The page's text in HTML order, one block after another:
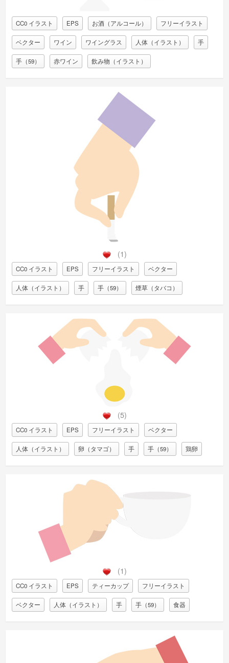
CC0 イラスト EPS お酒（アルコール） フリーイラスト
ベクター ワイン ワイングラス 人体（イラスト） 手
手（59） 赤ワイン 飲み物（イラスト）
(1)
CC0 イラスト EPS フリーイラスト ベクター
人体（イラスト） 手 手（59） 煙草（タバコ）
(5)
CC0 イラスト EPS フリーイラスト ベクター
人体（イラスト） 卵（タマゴ） 手 手（59） 鶏卵
(1)
CC0 イラスト EPS ティーカップ フリーイラスト
ベクター 人体（イラスト） 手 手（59） 食器